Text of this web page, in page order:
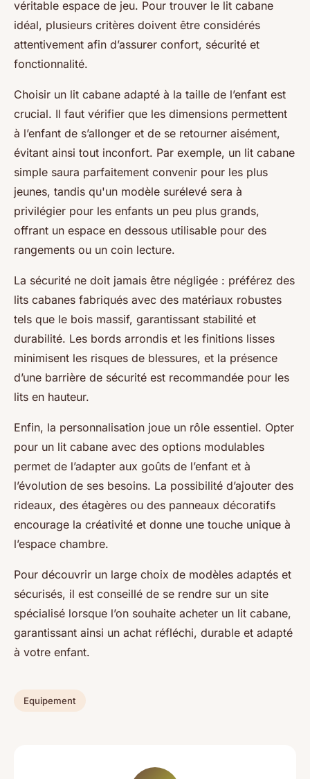
véritable espace de jeu. Pour trouver le lit cabane
idéal, plusieurs critères doivent être considérés
attentivement afin d’assurer confort, sécurité et
fonctionnalité.
Choisir un lit cabane adapté à la taille de l’enfant est
crucial. Il faut vérifier que les dimensions permettent
à l’enfant de s’allonger et de se retourner aisément,
évitant ainsi tout inconfort. Par exemple, un lit cabane
simple saura parfaitement convenir pour les plus
jeunes, tandis qu'un modèle surélevé sera à
privilégier pour les enfants un peu plus grands,
offrant un espace en dessous utilisable pour des
rangements ou un coin lecture.
La sécurité ne doit jamais être négligée : préférez des
lits cabanes fabriqués avec des matériaux robustes
tels que le bois massif, garantissant stabilité et
durabilité. Les bords arrondis et les finitions lisses
minimisent les risques de blessures, et la présence
d’une barrière de sécurité est recommandée pour les
lits en hauteur.
Enfin, la personnalisation joue un rôle essentiel. Opter
pour un lit cabane avec des options modulables
permet de l’adapter aux goûts de l’enfant et à
l’évolution de ses besoins. La possibilité d’ajouter des
rideaux, des étagères ou des panneaux décoratifs
encourage la créativité et donne une touche unique à
l’espace chambre.
Pour découvrir un large choix de modèles adaptés et
sécurisés, il est conseillé de se rendre sur un site
spécialisé lorsque l’on souhaite acheter un lit cabane,
garantissant ainsi un achat réfléchi, durable et adapté
à votre enfant.
Equipement